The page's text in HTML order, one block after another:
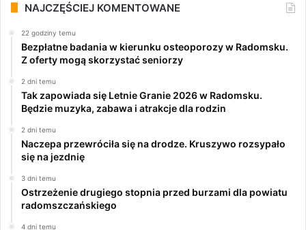
NAJCZĘŚCIEJ KOMENTOWANE
22 godziny temu
Bezpłatne badania w kierunku osteoporozy w Radomsku.
Z oferty mogą skorzystać seniorzy
2 dni temu
Tak zapowiada się Letnie Granie 2026 w Radomsku.
Będzie muzyka, zabawa i atrakcje dla rodzin
2 dni temu
Naczepa przewróciła się na drodze. Kruszywo rozsypało
się na jezdnię
3 dni temu
Ostrzeżenie drugiego stopnia przed burzami dla powiatu
radomszczańskiego
4 dni temu